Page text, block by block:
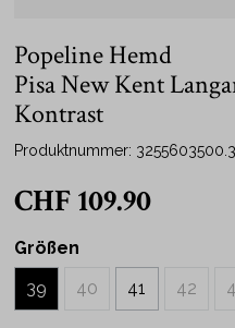
Popeline Hemd
Pisa New Kent
Kontrast
Produktnummer:
CHF 109.90
Größen
39
40 41 42